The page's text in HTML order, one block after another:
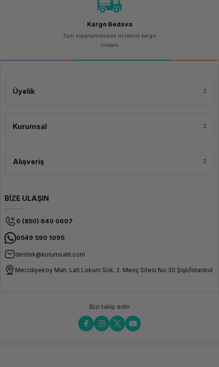
Kargo Bedava
Tüm siparişlerinizde ücretsiz kargo
imkanı
Üyelik
Kurumsal
Alışveriş
BİZE ULAŞIN
0 (850) 640 0607
0549 590 1095
destek@kurumsalit.com
Mecidiyeköy Mah. Lati Lokum Sok. 2. Meriç Sitesi No:30 Şişli/İstanbul
Bizi takip edin